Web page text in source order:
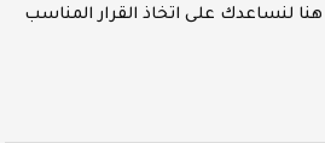
لنساعدك على اتخاذ القرار المناسب